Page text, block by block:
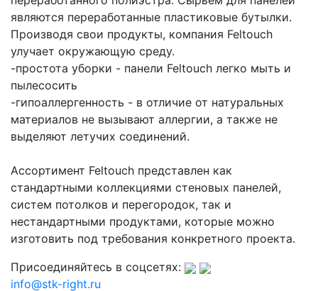
являются переработанные пластиковые бутылки.
Производя свои продукты, компания Feltouch
улучает окружающую среду.
-простота уборки - панели Feltouch легко мыть и
пылесосить
-гипоаллергенность - в отличие от натуральных
материалов не вызывают аллергии, а также не
выделяют летучих соединений.
Ассортимент Feltouch представлен как
стандартными коллекциями стеновых панелей,
систем потолков и перегородок, так и
нестандартными продуктами, которые можно
изготовить под требования конкретного проекта.
Присоединяйтесь в соцсетях:
info@stk-right.ru